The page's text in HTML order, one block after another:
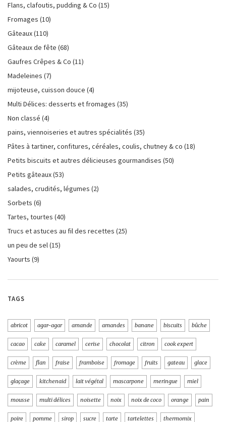
Flans, clafoutis, pudding & Co (15)
Fromages (10)
Gâteaux(110)
Gâteaux de fête (68)
Gaufres Crêpes & Co (11)
Madeleines (7)
mijoteuse, cuisson douce (4)
Multi Délices: desserts et fromages (35)
Non classé (4)
pains, viennoiseries et autres spécialités (35)
Pâtes à tartiner, confitures, céréales, coulis, chutney & co (18)
Petits biscuits et autres délicieuses gourmandises (50)
Petits gâteaux(53)
salades, crudités, légumes (2)
Sorbets (6)
Tartes, tourtes (40)
Trucs et astuces au fil des recettes (25)
un peu de sel(15)
Yaourts (9)
TAGS
abricot agar-agar amande amandes banane biscuits bûche
cacao cake caramel cerise chocolat citron cook expert
crème flan fraise framboise fromage fruits gateau glace
glaçage kitchenaid lait végétal mascarpone meringue miel
mousse multi délices noisette noix noix de coco orange pain
poire pomme sirop sucre tarte tartelettes thermomix